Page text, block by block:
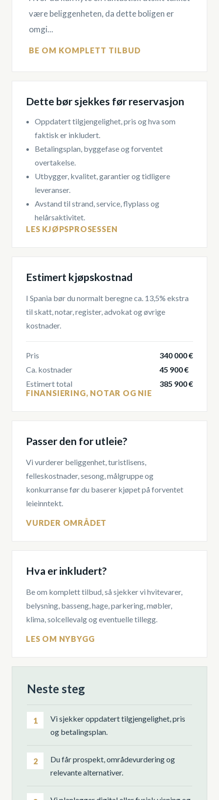
være beliggenheten, da dette boligen er
omgi...
BE OM KOMPLETT TILBUD
Dette bør sjekkes før reservasjon
Oppdatert tilgjengelighet, pris og hva som
faktisk er inkludert.
Betalingsplan, byggefase og forventet
overtakelse.
Utbygger, kvalitet, garantier og tidligere
leveranser.
Avstand til strand, service, flyplass og
helårsaktivitet.
LES KJØPSPROSESSEN
Estimert kjøpskostnad
I Spania bør du normalt beregne ca. 13,5% ekstra
til skatt, notar, register, advokat og øvrige
kostnader.
Pris
340 000 €
Ca. kostnader
45 900 €
Estimert total
385 900 €
FINANSIERING, NOTAR OG NIE
Passer den for utleie?
Vi vurderer beliggenhet, turistlisens,
felleskostnader, sesong, målgruppe og
konkurranse før du baserer kjøpet på forventet
leieinntekt.
VURDER OMRÅDET
Hva er inkludert?
Be om komplett tilbud, så sjekker vi hvitevarer,
belysning, basseng, hage, parkering, møbler,
klima, solcellevalg og eventuelle tillegg.
LES OM NYBYGG
Neste steg
1
Vi sjekker oppdatert tilgjengelighet, pris
og betalingsplan.
2
Du får prospekt, områdevurdering og
relevante alternativer.